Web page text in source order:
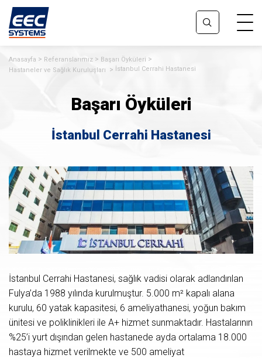
Anasayfa Referanslarımız
Başarı Öyküleri
Hastaneler ve Sağlık Kuruluşları
İstanbul Cerrahi Hastanesi
Başarı Öyküleri
İstanbul Cerrahi Hastanesi
İstanbul Cerrahi Hastanesi, sağlık vadisi olarak adlandırılan
Fulya’da 1988 yılında kurulmuştur. 5.000 m² kapalı alana
kurulu, 60 yatak kapasitesi, 6 ameliyathanesi, yoğun bakım
ünitesi ve poliklinikleri ile A+ hizmet sunmaktadır. Hastalarının
%25’i yurt dışından gelen hastanede ayda ortalama 18.000
hastaya hizmet verilmekte ve 500 ameliyat